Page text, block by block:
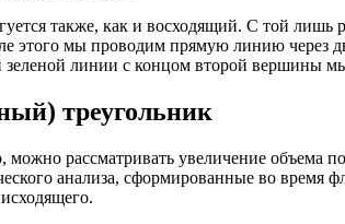
также, как и восходящий. С той лишь
этого мы проводим прямую линию через
линии с концом второй вершины
треугольник
рассматривать увеличение объема
анализа, сформированные во время